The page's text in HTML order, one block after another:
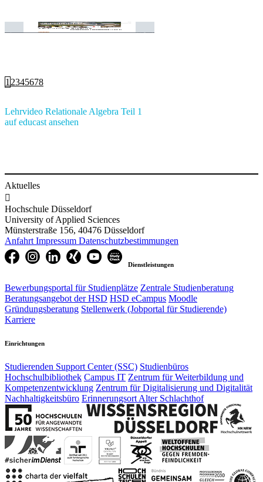
1 2345678
Lehrvideo Relationale Algebra Teil 1​
auf educast ansehen
Aktuelles

Hochschule Düsseldorf
University of Applied Sciences
Münsterstraße 156, 40476 Düsseldorf
Anfahrt Impressum Datenschutzbestimmungen
Dienstleistungen
Bewerbungsportal für Studienplätze Zentrale Studienberatung
Beratungsangebot der HSD HSD eCampus Moodle
Gründungsberatung Stellenwerk (Jobportal für Studierende)
Karriere
Einrichtungen
Studierenden Support Center (SSC) Studienbüros
Hochschulbibliothek Campus IT Zentrum für Weiterbildung und
Kompetenzentwicklung Zentrum für Digitalisierung und Digitalität
Nachhaltigkeitsbüro Erinnerungsort Alter Schlachthof